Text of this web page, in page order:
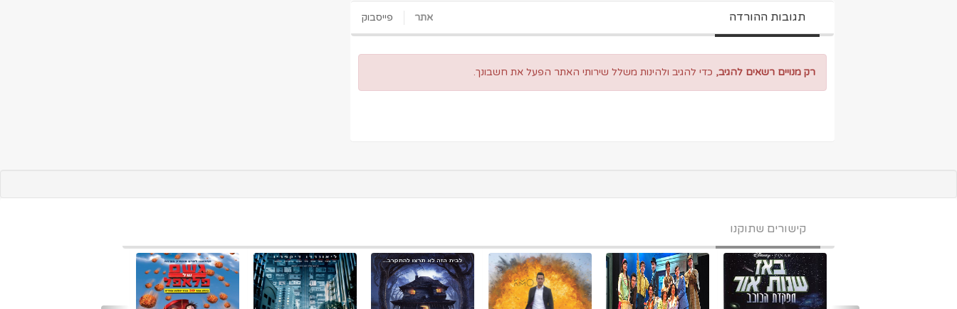
תגובות ההורדה אתר פייסבוק
רק מנויים רשאים להגיב, כדי להגיב ולהינות משלל שירותי האתר הפעל את חשבונך.
קישורים שתוקנו